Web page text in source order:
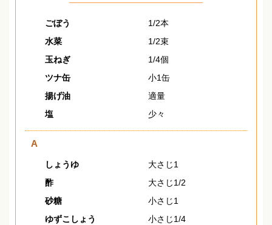
ごぼう
1/2本
水菜
1/2束
玉ねぎ
1/4個
ツナ缶
小1缶
揚げ油
適量
塩
少々
A
しょうゆ
大さじ1
酢
大さじ1/2
砂糖
小さじ1
ゆずこしょう
小さじ1/4